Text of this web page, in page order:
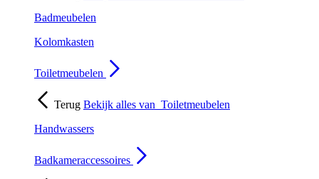
Badmeubelen
Kolomkasten
Toiletmeubelen
Terug Bekijk alles van Toiletmeubelen
Handwassers
Badkameraccessoires